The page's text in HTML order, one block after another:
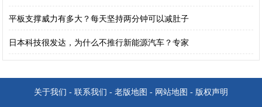
平板支撑威力有多大？每天坚持两分钟可以减肚子
日本科技很发达，为什么不推行新能源汽车？专家
关于我们 - 联系我们 - 老版地图 - 网站地图 - 版权声明